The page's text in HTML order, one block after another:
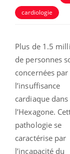
cardiologie
Plus de 1.5
de personnes
concernées par
l’insuffisance
cardiaque dans
l’Hexagone.
pathologie se
caractérise par
l’incapacité du